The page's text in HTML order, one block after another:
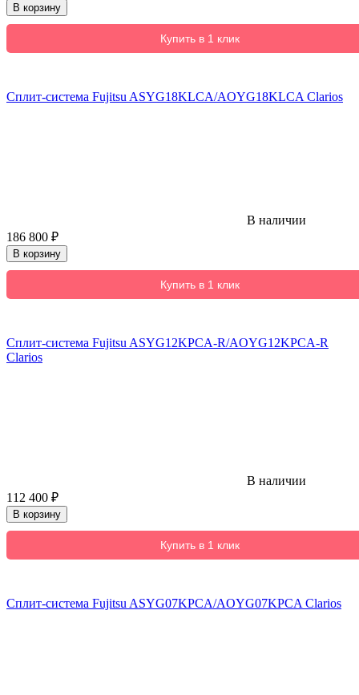
В корзину
Купить в 1 клик
Сплит-система Fujitsu ASYG18KLCA/AOYG18KLCA Clarios
В наличии
186 800 ₽
В корзину
Купить в 1 клик
Сплит-система Fujitsu ASYG12KPCA-R/AOYG12KPCA-R
Clarios
В наличии
112 400 ₽
В корзину
Купить в 1 клик
Сплит-система Fujitsu ASYG07KPCA/AOYG07KPCA Clarios